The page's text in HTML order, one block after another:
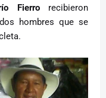
Fierrorecibieron
hombres que se